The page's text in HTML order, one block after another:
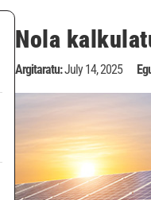
Nola
Argitaratu:July 14, 2025